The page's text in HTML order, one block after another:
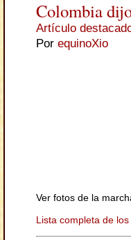
Colombia
Artículo
Por equinoXio
Ver fotos de la
Lista completa de